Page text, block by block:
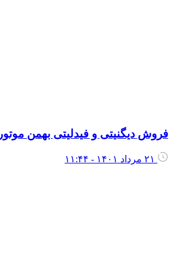
دیگنیتی و فیدلیتی بهمن موتور
۲۱ مرداد ۱۴۰۱ - ۱۱:۴۴